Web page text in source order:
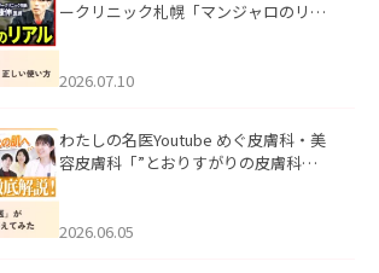
ークリニック札幌「マンジャロのリア
た。
2026.07.10
わたしの名医Youtube めぐ皮膚科・美
容皮膚科「”とおりすがりの皮膚科
2026.06.05